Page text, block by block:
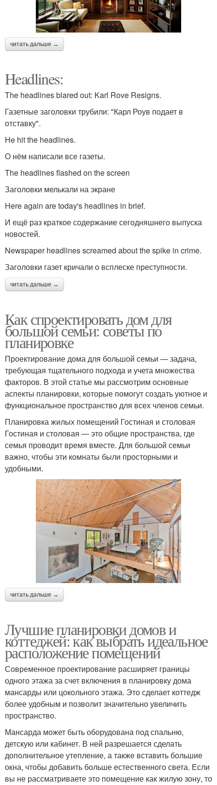
читать дальше →
Headlines:
The headlines blared out: Karl Rove Resigns.
Газетные заголовки трубили: "Карл Роув подает в
отставку".
He hit the headlines.
О нём написали все газеты.
The headlines flashed on the screen
Заголовки мелькали на экране
Here again are today's headlines in brief.
И ещё раз краткое содержание сегодняшнего выпуска
новостей.
Newspaper headlines screamed about the spike in crime.
Заголовки газет кричали о всплеске преступности.
читать дальше →
Как спроектировать дом для
большой семьи: советы по
планировке
Проектирование дома для большой семьи — задача,
требующая тщательного подхода и учета множества
факторов. В этой статье мы рассмотрим основные
аспекты планировки, которые помогут создать уютное и
функциональное пространство для всех членов семьи.
Планировка жилых помещений Гостиная и столовая
Гостиная и столовая — это общие пространства, где
семья проводит время вместе. Для большой семьи
важно, чтобы эти комнаты были просторными и
удобными.
читать дальше →
Лучшие планировки домов и
коттеджей: как выбрать идеальное
расположение помещений
Современное проектирование расширяет границы
одного этажа за счет включения в планировку дома
мансарды или цокольного этажа. Это сделает коттедж
более удобным и позволит значительно увеличить
пространство.
Мансарда может быть оборудована под спальню,
детскую или кабинет. В ней разрешается сделать
дополнительное утепление, а также вставить большие
окна, чтобы добавить больше естественного света. Если
вы не рассматриваете это помещение как жилую зону, то